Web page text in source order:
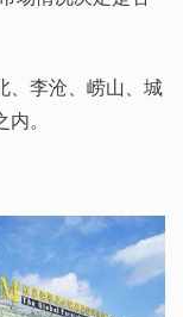
、李沧、崂山、城
。